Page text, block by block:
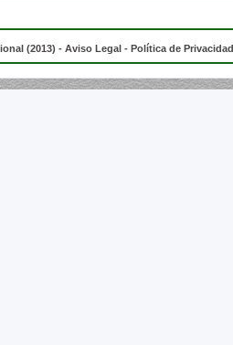
(2013) - Aviso Legal - Política de Privacidad